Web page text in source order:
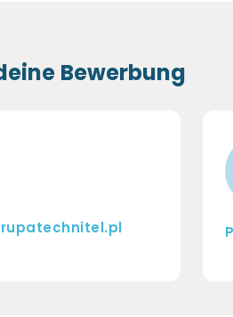
Bewerbung